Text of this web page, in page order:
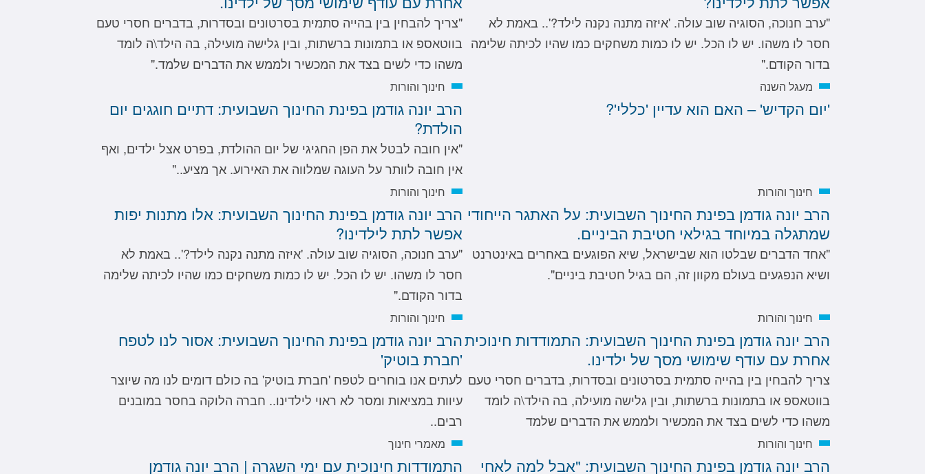
"ערב חנוכה, הסוגיה שוב עולה. 'איזה מתנה נקנה לילד?'.. באמת לא
חסר לו משהו. יש לו הכל. יש לו כמות משחקים כמו שהיו לכיתה שלימה
בדור הקודם."
"צריך להבחין בין בהייה סתמית בסרטונים ובסדרות, בדברים חסרי טעם
בווטאספ או בתמונות ברשתות, ובין גלישה מועילה, בה הילד\ה לומד
משהו כדי לשים בצד את המכשיר ולממש את הדברים שלמד."
מעגל השנה
'יום הקדיש' – האם הוא עדיין 'כללי'?
חינוך והורות
הרב יונה גודמן בפינת החינוך השבועית: דתיים חוגגים יום
הולדת?
"אין חובה לבטל את הפן החגיגי של יום ההולדת, בפרט אצל ילדים, ואף
אין חובה לוותר על העוגה שמלווה את האירוע. אך מציע.."
חינוך והורות
הרב יונה גודמן בפינת החינוך השבועית: על האתגר הייחודי
שמתגלה במיוחד בגילאי חטיבת הביניים.
"אחד הדברים שבלטו הוא שבישראל, שיא הפוגעים באחרים באינטרנט
ושיא הנפגעים בעולם מקוון זה, הם בגיל חטיבת ביניים".
חינוך והורות
הרב יונה גודמן בפינת החינוך השבועית: אלו מתנות יפות
אפשר לתת לילדינו?
"ערב חנוכה, הסוגיה שוב עולה. 'איזה מתנה נקנה לילד?'.. באמת לא
חסר לו משהו. יש לו הכל. יש לו כמות משחקים כמו שהיו לכיתה שלימה
בדור הקודם."
חינוך והורות
הרב יונה גודמן בפינת החינוך השבועית: התמודדות חינוכית
אחרת עם עודף שימושי מסך של ילדינו.
צריך להבחין בין בהייה סתמית בסרטונים ובסדרות, בדברים חסרי טעם
בווטאספ או בתמונות ברשתות, ובין גלישה מועילה, בה הילד\ה לומד
משהו כדי לשים בצד את המכשיר ולממש את הדברים שלמד
חינוך והורות
הרב יונה גודמן בפינת החינוך השבועית: אסור לנו לטפח
'חברת בוטיק'
לעתים אנו בוחרים לטפח 'חברת בוטיק' בה כולם דומים לנו מה שיוצר
עיוות במציאות ומסר לא ראוי לילדינו.. חברה הלוקה בחסר במובנים
רבים..
חינוך והורות
הרב יונה גודמן בפינת החינוך השבועית: "אבל למה לאחי
מאמרי חינוך
התמודדות חינוכית עם ימי השגרה | הרב יונה גודמן